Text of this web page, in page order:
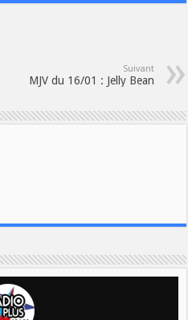
Suivant
MJV du 16/01 : Jelly Bean